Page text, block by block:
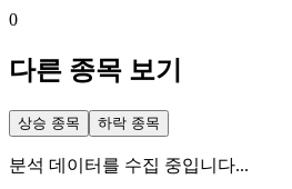
0
다른 종목 보기
상승 종목 하락 종목
분석 데이터를 수집 중입니다...